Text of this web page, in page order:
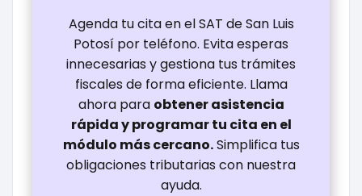
Agenda tu cita en el SAT de San Luis
Potosí por teléfono. Evita esperas
innecesarias y gestiona tus trámites
fiscales de forma eficiente. Llama
ahora para obtener asistencia
rápida y programar tu cita en el
módulo más cercano.Simplifica tus
obligaciones tributarias con nuestra
ayuda.